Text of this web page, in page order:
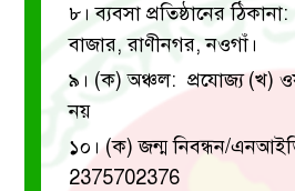
৮। ব্যবসা প্রতিষ্ঠানের
বাজার, রাণীনগর, নওগাঁ।
৯। (ক) অঞ্চল: প্রযোজ্য
নয়
(খ)
১০। (ক) জন্ম নিবন্ধন/
2375702376